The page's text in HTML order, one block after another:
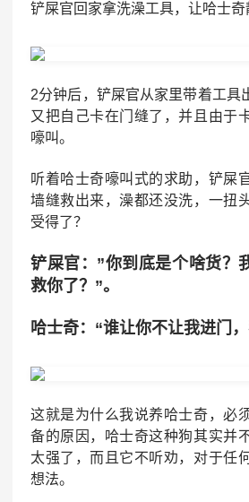
铲屎官回家拿洗澡工具，让哈士奇
2分钟后，铲屎官从家里带着工具
又把自己卡在门缝了，并且由于
嚎叫。
听着哈士奇嚎叫式的求助，铲屎
墙缝救出来，澡都还没洗，一扭
受得了？
铲屎官：”你到底是个啥货？
救你了？”。
哈士奇：“谁让你不让我进门，
这就是为什么我说养哈士奇，必
备的原因，哈士奇这种狗其实并
太强了，而且它不听劝，对于任
想法。